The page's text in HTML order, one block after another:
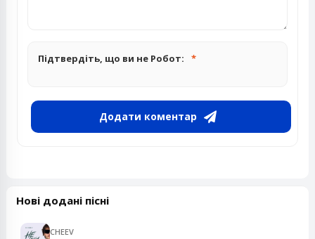
Підтвердіть, що ви не Робот:
Додати коментар
Нові додані пісні
CHEEV